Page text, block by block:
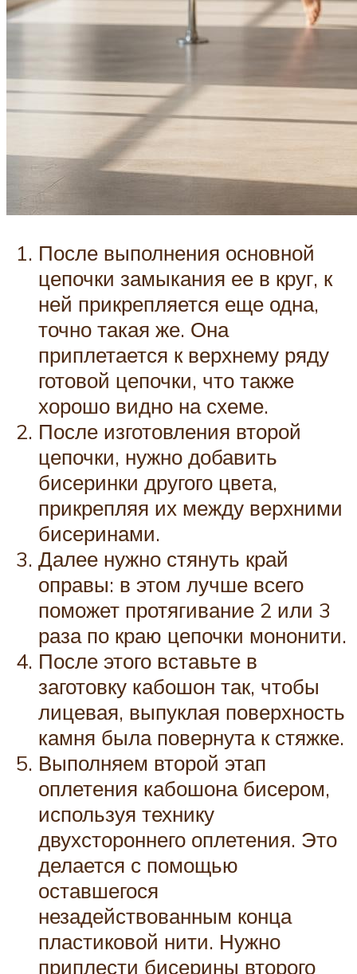
После выполнения основной
цепочки замыкания ее в круг, к
ней прикрепляется еще одна,
точно такая же. Она
приплетается к верхнему ряду
готовой цепочки, что также
хорошо видно на схеме.
После изготовления второй
цепочки, нужно добавить
бисеринки другого цвета,
прикрепляя их между верхними
бисеринами.
Далее нужно стянуть край
оправы: в этом лучше всего
поможет протягивание 2 или 3
раза по краю цепочки мононити.
После этого вставьте в
заготовку кабошон так, чтобы
лицевая, выпуклая поверхность
камня была повернута к стяжке.
Выполняем второй этап
оплетения кабошона бисером,
используя технику
двухстороннего оплетения. Это
делается с помощью
оставшегося
незадействованным конца
пластиковой нити. Нужно
приплести бисерины второго